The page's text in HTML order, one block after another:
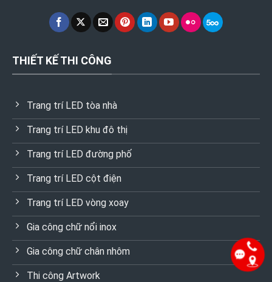
THIẾT KẾ THI CÔNG
Trang trí LED tòa nhà
Trang trí LED khu đô thị
Trang trí LED đường phố
Trang trí LED cột điện
Trang trí LED vòng xoay
Gia công chữ nổi inox
Gia công chữ chân nhôm
Thi công Artwork